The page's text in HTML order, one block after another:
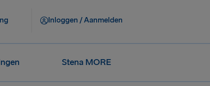
Inloggen / Aanmelden
Stena MORE